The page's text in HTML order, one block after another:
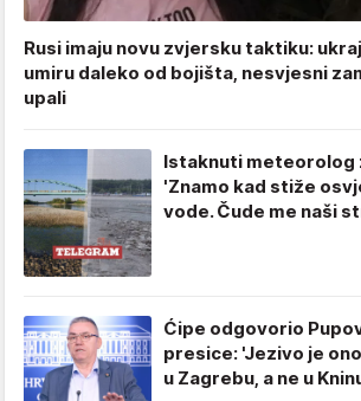
Rusi imaju novu zvjersku taktiku:
umiru daleko od bojišta, nesvjesni
upali
Istaknuti meteorolog
'Znamo kad stiže
vode. Čude me naši
Ćipe odgovorio
presice: 'Jezivo je
u Zagrebu, a ne u